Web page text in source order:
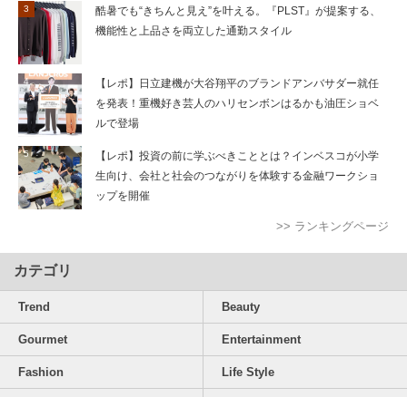
酷暑でも“きちんと見え”を叶える。『PLST』が提案する、
機能性と上品さを両立した通勤スタイル
【レポ】日立建機が大谷翔平のブランドアンバサダー就任
を発表！重機好き芸人のハリセンボンはるかも油圧ショベ
ルで登場
【レポ】投資の前に学ぶべきこととは？インベスコが小学
生向け、会社と社会のつながりを体験する金融ワークショ
ップを開催
>> ランキングページ
カテゴリ
Trend Beauty
Gourmet Entertainment
Fashion Life Style